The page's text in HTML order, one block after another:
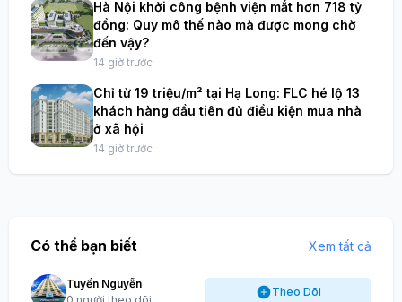
Hà Nội khởi công bệnh viện mắt hơn 718 tỷ
đồng: Quy mô thế nào mà được mong chờ
đến vậy?
14 giờ trước
Chỉ từ 19 triệu/m² tại Hạ Long: FLC hé lộ 13
khách hàng đầu tiên đủ điều kiện mua nhà
ở xã hội
14 giờ trước
Có thể bạn biết Xem tất cả
Tuyến Nguyễn
Theo Dõi